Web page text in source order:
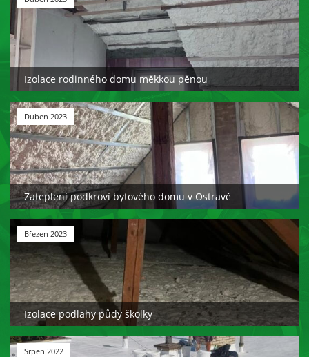
Izolace rodinného domu měkkou pěnou
Zateplení podkroví bytového domu v Ostravě
Duben 2023
Izolace podlahy půdy školky
Březen 2023
Srpen 2022